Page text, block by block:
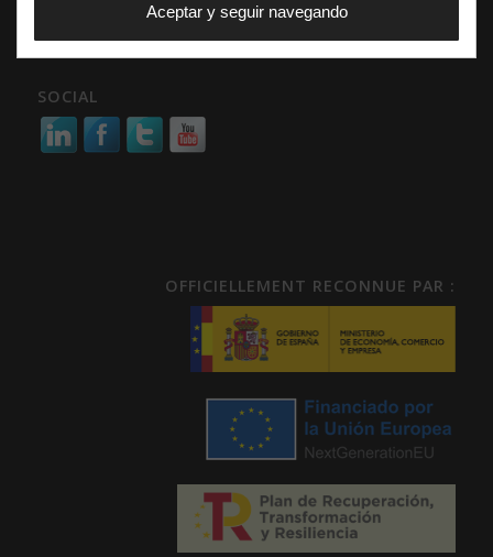
www.testelyte.com
SOCIAL
OFFICIELLEMENT RECONNUE PAR :
Aceptar y seguir navegando